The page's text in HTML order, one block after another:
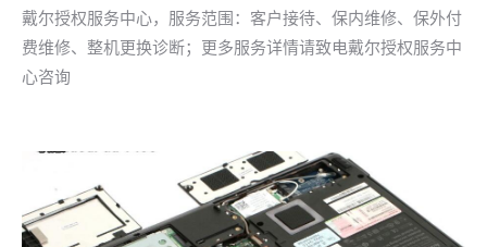
戴尔授权服务中心，服务范围：客户接待、保内维修、保外付
费维修、整机更换诊断；更多服务详情请致电戴尔授权服务中
心咨询